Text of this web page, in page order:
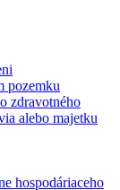
pozemku
zdravotného
alebo majetku
hospodáriaceho